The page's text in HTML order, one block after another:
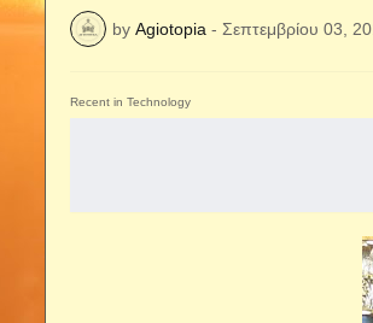
by Agiotopia - Σεπτεμβρίου 03,
Recent in Technology